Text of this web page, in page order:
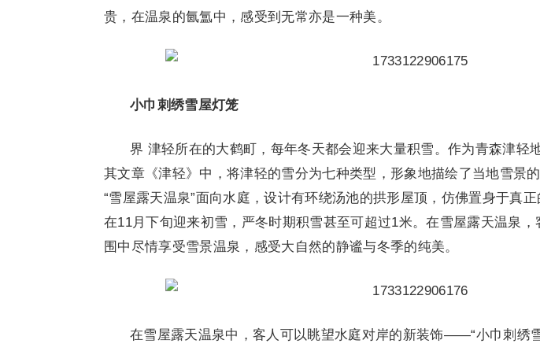
贵，在温泉的氤氲中，感受到无常亦是一种美。
小巾刺绣雪屋灯笼
界 津轻所在的大鹤町，每年冬天都会迎来大量积雪。作为青森津轻
其文章《津轻》中，将津轻的雪分为七种类型，形象地描绘了当地雪景
“雪屋露天温泉”面向水庭，设计有环绕汤池的拱形屋顶，仿佛置身于真
在11月下旬迎来初雪，严冬时期积雪甚至可超过1米。在雪屋露天温泉
围中尽情享受雪景温泉，感受大自然的静谧与冬季的纯美。
在雪屋露天温泉中，客人可以眺望水庭对岸的新装饰——“小巾刺绣